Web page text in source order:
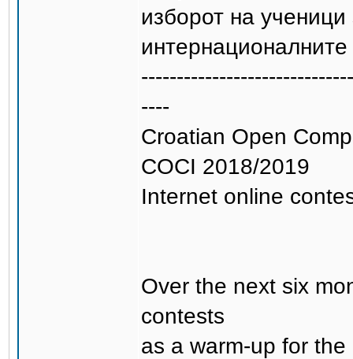
изборот на
----
Croatian Open
COCI 2018/2019
Internet online
Over the next six
contests
as a warm-up for